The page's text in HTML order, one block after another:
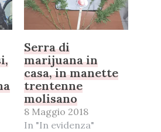
Serra di
marijuana in
casa, in manette
trentenne
molisano
8 Maggio 2018
In "In evidenza"